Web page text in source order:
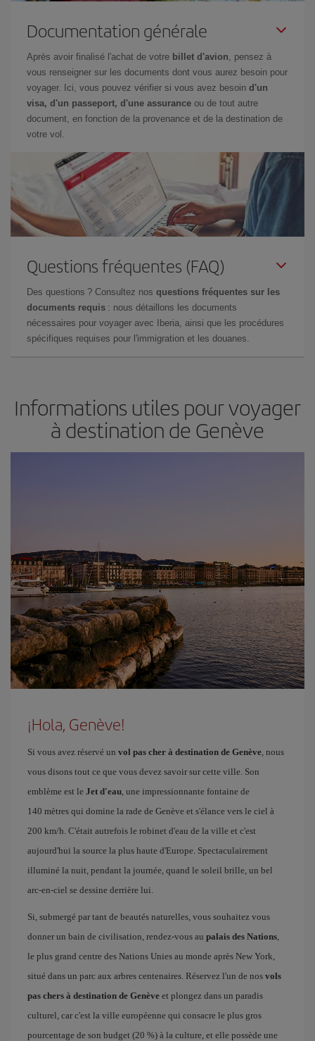
Documentation générale
Après avoir finalisé l'achat de votre billet d'avion, pensez à
vous renseigner sur les documents dont vous aurez besoin pour
voyager. Ici, vous pouvez vérifier si vous avez besoin d'un
visa, d'un passeport, d'une assurance ou de tout autre
document, en fonction de la provenance et de la destination de
votre vol.
Questions fréquentes (FAQ)
Des questions ? Consultez nos questions fréquentes sur les
documents requis : nous détaillons les documents
nécessaires pour voyager avec Iberia, ainsi que les procédures
spécifiques requises pour l'immigration et les douanes.
Informations utiles pour voyager
à destination de Genève
¡Hola, Genève!
Si vous avez réservé un vol pas cher à destination de Genève, nous
vous disons tout ce que vous devez savoir sur cette ville. Son
emblème est le Jet d'eau, une impressionnante fontaine de
140 mètres qui domine la rade de Genève et s'élance vers le ciel à
200 km/h. C'était autrefois le robinet d'eau de la ville et c'est
aujourd'hui la source la plus haute d'Europe. Spectaculairement
illuminé la nuit, pendant la journée, quand le soleil brille, un bel
arc-en-ciel se dessine derrière lui.
Si, submergé par tant de beautés naturelles, vous souhaitez vous
donner un bain de civilisation, rendez-vous au palais des Nations,
le plus grand centre des Nations Unies au monde après New York,
situé dans un parc aux arbres centenaires. Réservez l'un de nos vols
pas chers à destination de Genève et plongez dans un paradis
culturel, car c'est la ville européenne qui consacre le plus gros
pourcentage de son budget (20 %) à la culture, et elle possède une